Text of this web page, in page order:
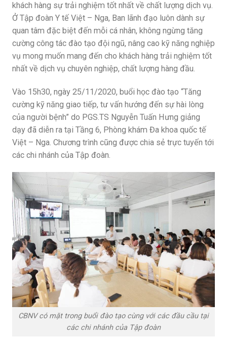
khách hàng sự trải nghiệm tốt nhất về chất lượng dịch vụ.
Ở Tập đoàn Y tế Việt – Nga, Ban lãnh đạo luôn dành sự
quan tâm đặc biệt đến mỗi cá nhân, không ngừng tăng
cường công tác đào tạo đội ngũ, nâng cao kỹ năng nghiệp
vụ mong muốn mang đến cho khách hàng trải nghiệm tốt
nhất về dịch vụ chuyên nghiệp, chất lượng hàng đầu.
Vào 15h30, ngày 25/11/2020, buổi học đào tạo “Tăng
cường kỹ năng giao tiếp, tư vấn hướng đến sự hài lòng
của người bệnh” do PGS.TS Nguyễn Tuấn Hưng giảng
dạy đã diễn ra tại Tầng 6, Phòng khám Đa khoa quốc tế
Việt – Nga. Chương trình cũng được chia sẻ trực tuyến tới
các chi nhánh của Tập đoàn.
CBNV có mặt trong buổi đào tạo cùng với các đầu cầu tại
các chi nhánh của Tập đoàn